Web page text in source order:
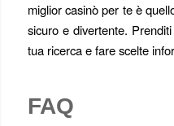
miglior casinò per te è
sicuro e divertente.
tua ricerca e fare scelte
FAQ